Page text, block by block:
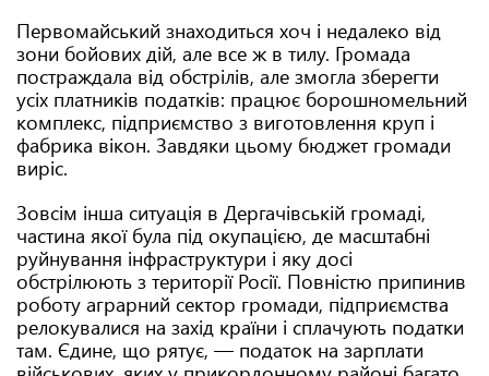
Первомайський знаходиться хоч і недалеко від
зони бойових дій, але все ж в тилу. Громада
постраждала від обстрілів, але змогла зберегти
усіх платників податків: працює борошномельний
комплекс, підприємство з виготовлення круп і
фабрика вікон. Завдяки цьому бюджет громади
виріс.
Зовсім інша ситуація в Дергачівській громаді,
частина якої була під окупацією, де масштабні
руйнування інфраструктури і яку досі
обстрілюють з території Росії. Повністю припинив
роботу аграрний сектор громади, підприємства
релокувалися на захід країни і сплачують податки
там. Єдине, що рятує, — податок на зарплати